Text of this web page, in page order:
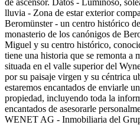
lluvia - Zona de estar exterior
Beromünster - un centro histórico
monasterio de los canónigos de
Miguel y su centro histórico,
tiene una historia que se remonta a
situada en el valle superior del
por su paisaje virgen y su céntrica
estaremos encantados de enviarle
propiedad, incluyendo toda la
encantados de asesorarle
WENET AG - Inmobiliaria del